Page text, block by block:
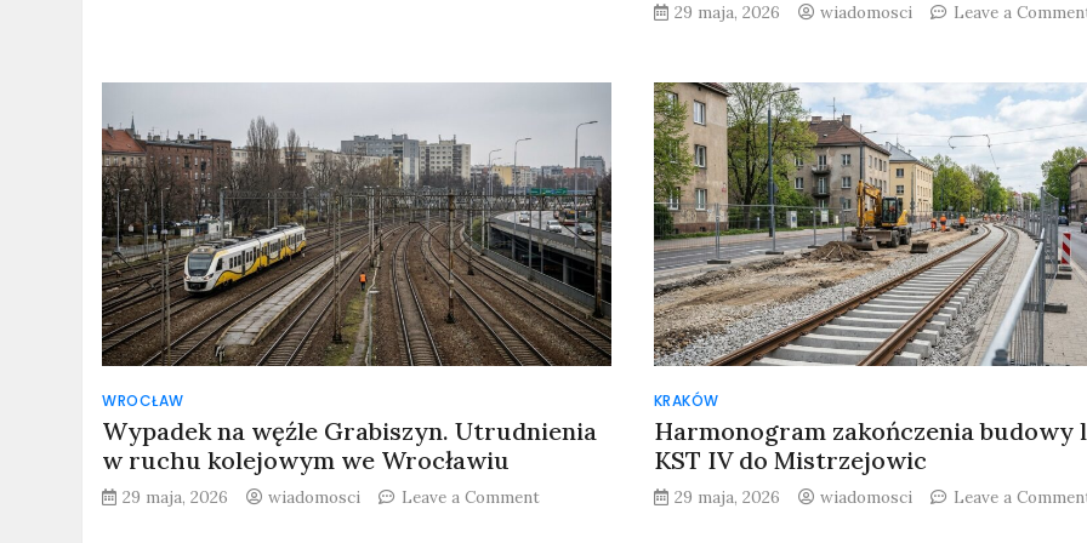
przy
żłobka
Teofilowie
29 maja, 2026 wiadomosci Leave a
WROCŁAW
Wypadek na węźle Grabiszyn. Utrudnienia
w ruchu kolejowym we Wrocławiu
29 maja, 2026 wiadomosci Leave a Commenton
KRAKÓW
Harmonogram zakończenia budowy
KST IV do Mistrzejowic
29 maja, 2026 wiadomosci Leave a